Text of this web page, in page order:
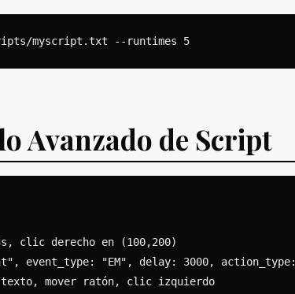
Avanzado de Script
clic derecho en (100,200)
event_type: "EM", delay: 3000,
mover ratón, clic izquierdo